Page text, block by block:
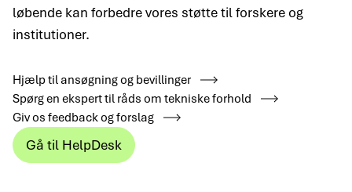
løbende kan forbedre vores støtte til forskere og
institutioner.
Hjælp til ansøgning og bevillinger
Spørg en ekspert til råds om tekniske forhold
Giv os feedback og forslag
Gå til HelpDesk